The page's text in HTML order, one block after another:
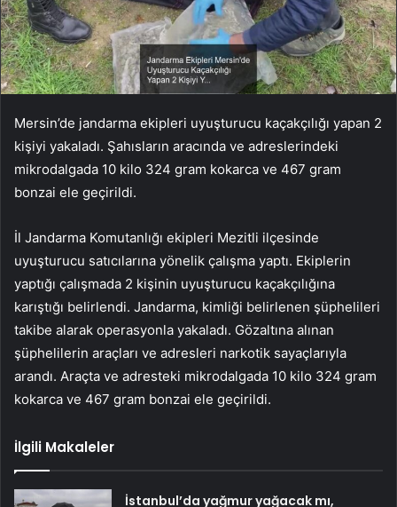
Mersin’de jandarma ekipleri uyuşturucu kaçakçılığı yapan 2
kişiyi yakaladı. Şahısların aracında ve adreslerindeki
mikrodalgada 10 kilo 324 gram kokarca ve 467 gram
bonzai ele geçirildi.
İl Jandarma Komutanlığı ekipleri Mezitli ilçesinde
uyuşturucu satıcılarına yönelik çalışma yaptı. Ekiplerin
yaptığı çalışmada 2 kişinin uyuşturucu kaçakçılığına
karıştığı belirlendi. Jandarma, kimliği belirlenen şüphelileri
takibe alarak operasyonla yakaladı. Gözaltına alınan
şüphelilerin araçları ve adresleri narkotik sayaçlarıyla
arandı. Araçta ve adresteki mikrodalgada 10 kilo 324 gram
kokarca ve 467 gram bonzai ele geçirildi.
İlgili Makaleler
İstanbul’da yağmur yağacak mı,